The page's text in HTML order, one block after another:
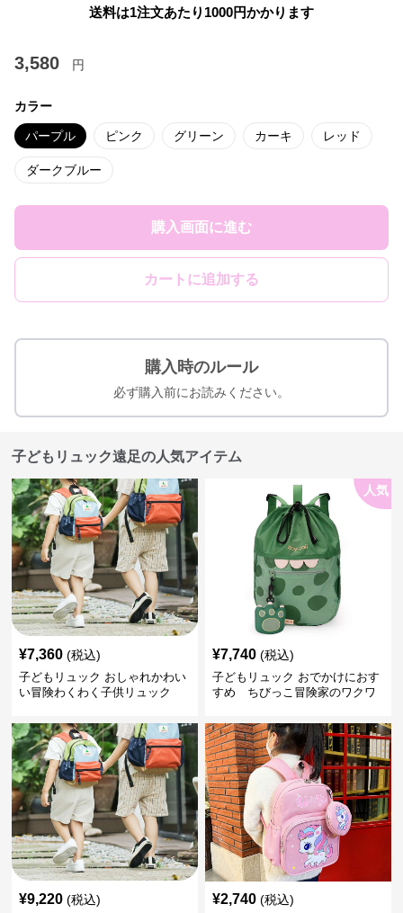
送料は1注文あたり 1000円かかります
3,580 円
カラー
パープル ピンク グリーン カーキ レッド
ダークブルー
購入画面に進む
カートに追加する
購入時のルール
必ず購入前にお読みください。
子どもリュック遠足の人気アイテム
¥7,360 (税込)
子どもリュック おしゃれかわい
い冒険わくわく子供リュック
人気
¥7,740 (税込)
子どもリュック おでかけにおす
すめ ちびっこ冒険家のワクワ
¥9,220 (税込) ¥2,740 (税込)